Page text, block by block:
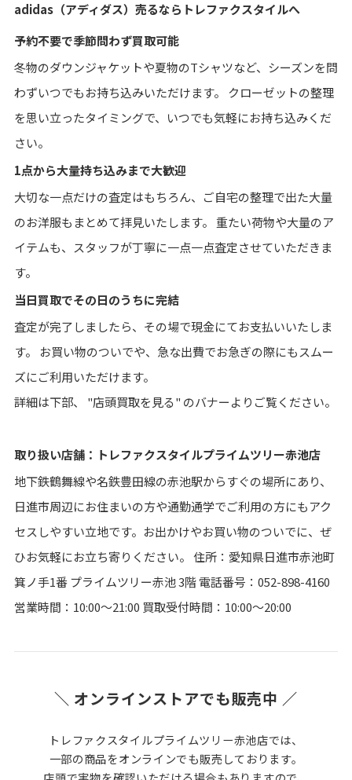
adidas（アディダス）売るならトレファクスタイルへ
予約不要で季節問わず買取可能
冬物のダウンジャケットや夏物のTシャツなど、シーズンを問
わずいつでもお持ち込みいただけます。 クローゼットの整理
を思い立ったタイミングで、いつでも気軽にお持ち込みくだ
さい。
1点から大量持ち込みまで大歓迎
大切な一点だけの査定はもちろん、ご自宅の整理で出た大量
のお洋服もまとめて拝見いたします。 重たい荷物や大量のア
イテムも、スタッフが丁寧に一点一点査定させていただきま
す。
当日買取でその日のうちに完結
査定が完了しましたら、その場で現金にてお支払いいたしま
す。 お買い物のついでや、急な出費でお急ぎの際にもスムー
ズにご利用いただけます。
詳細は下部、 "店頭買取を見る" のバナーよりご覧ください。
取り扱い店舗：トレファクスタイルプライムツリー赤池店
地下鉄鶴舞線や名鉄豊田線の赤池駅からすぐの場所にあり、
日進市周辺にお住まいの方や通勤通学でご利用の方にもアク
セスしやすい立地です。お出かけやお買い物のついでに、ぜ
ひお気軽にお立ち寄りください。 住所：愛知県日進市赤池町
箕ノ手1番 プライムツリー赤池 3階 電話番号：052-898-4160
営業時間：10:00～21:00 買取受付時間：10:00～20:00
＼ オンラインストアでも販売中 ／
トレファクスタイルプライムツリー赤池店では、
一部の商品をオンラインでも販売しております。